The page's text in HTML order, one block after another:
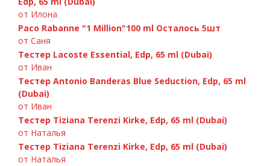
Versace «Bright Crystal» 90ml
от Илона
Paco Rabanne "1 Million"100 ml Осталось 5шт
от Саня
Тестер Lacoste Essential, Edp, 65 ml (Dubai)
от Иван
Тестер Antonio Banderas Blue Seduction, Edp, 65 ml
(Dubai)
от Иван
Тестер Tiziana Terenzi Kirke, Edp, 65 ml (Dubai)
от Наталья
Тестер Tiziana Terenzi Kirke, Edp, 65 ml (Dubai)
от Наталья